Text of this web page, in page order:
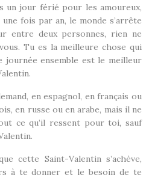
un jour férié pour les amoureux,
fois par an, le monde s’arrête
entre deux personnes, rien ne
Tu es la meilleure chose qui
ensemble est le meilleur
en espagnol, en français ou
en russe ou en arabe, mais il ne
ce qu’il ressent pour toi, sauf
cette Saint-Valentin s’achève,
à te donner et le besoin de te